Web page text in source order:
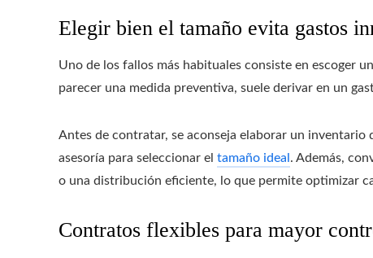
Elegir bien el tamaño evita gastos
Uno de los fallos más habituales consiste en escoger
parecer una medida preventiva, suele derivar en un
Antes de contratar, se aconseja elaborar un
asesoría para seleccionar el tamaño ideal . Además,
o una distribución eficiente, lo que permite optimizar
Contratos flexibles para mayor